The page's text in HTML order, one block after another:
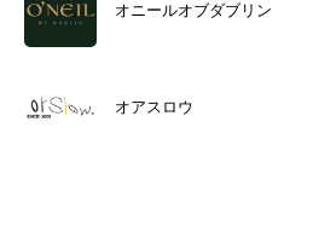
オニールオブダブリン
オアスロウ